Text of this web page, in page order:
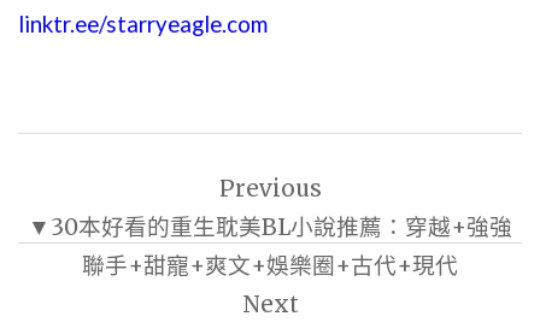
linktr.ee/starryeagle.com
導
Previous
▼30本好看的重生耽美BL小說推薦：穿越+強強
聯手+甜寵+爽文+娛樂圈+古代+現代
Next